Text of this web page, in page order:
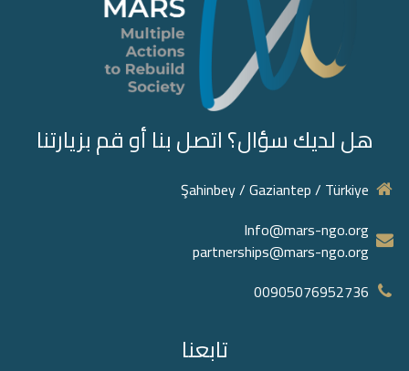
هل لديك سؤال؟ اتصل بنا أو قم بزيارتنا
Şahinbey / Gaziantep / Türkiye
Info@mars-ngo.org
partnerships@mars-ngo.org
00905076952736‬
تابعنا